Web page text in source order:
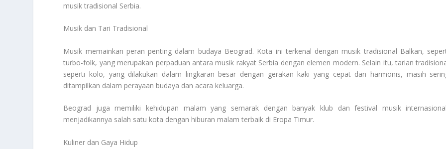
musik tradisional Serbia.
Musik dan Tari Tradisional
Musik memainkan peran penting dalam budaya Beograd. Kota ini terkenal dengan musik tradisional Balkan,
turbo-folk, yang merupakan perpaduan antara musik rakyat Serbia dengan elemen modern. Selain itu, tarian
seperti kolo, yang dilakukan dalam lingkaran besar dengan gerakan kaki yang cepat dan harmonis, masih
ditampilkan dalam perayaan budaya dan acara keluarga.
Beograd juga memiliki kehidupan malam yang semarak dengan banyak klub dan festival musik
menjadikannya salah satu kota dengan hiburan malam terbaik di Eropa Timur.
Kuliner dan Gaya Hidup